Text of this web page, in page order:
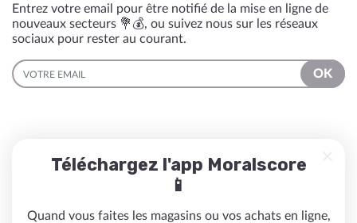
Entrez votre email pour être notifié de la mise en ligne de
nouveaux secteurs 💐💰, ou suivez nous sur les réseaux
sociaux pour rester au courant.
EMAIL
OK
Téléchargez l'app Moralscore
📱
Quand vous faites les magasins ou vos achats en ligne,